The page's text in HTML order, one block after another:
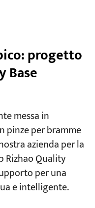
progetto
Base
messa in
pinze per bramme
azienda per la
Rizhao Quality
per una
e intelligente.